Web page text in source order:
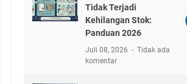
Tidak Terjadi
Kehilangan Stok:
Panduan 2026
Juli 08, 2026
Tidak ada
komentar